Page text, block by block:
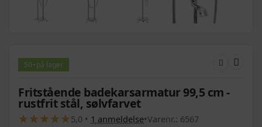
50+på lager
Fritstående badekarsarmatur 99,5 cm -
rustfrit stål, sølvfarvet
★
★★
★★
★★
★★
★5,0 • 1 anmeldelse•Varenr.: 6567